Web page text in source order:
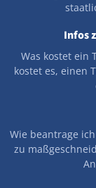
Infos
Was kostet ein
kostet es, einen
Wie beantrage
zu